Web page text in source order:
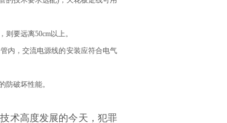
要远离50cm以上。
内，交流电源线的安装应符合电气
防破坏性能。
术高度发展的今天，犯罪